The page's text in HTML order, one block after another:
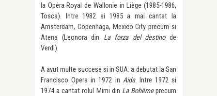
la Opéra Royal de Wallonie in Liège (1985-1986,
Tosca). Intre 1982 si 1985 a mai cantat la
Amsterdam, Copenhaga, Mexico City precum si
Atena (Leonora din La forza del destinode
Verdi).
A avut multe succese si in SUA: a debutat la San
Francisco Opera in 1972 in Aida. Intre 1972 si
1974 a cantat rolul Mimi din La Bohèmeprecum